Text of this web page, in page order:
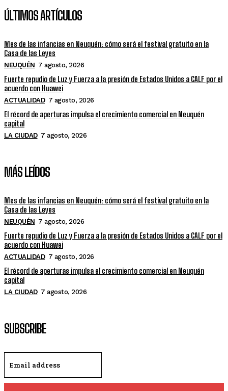
ÚLTIMOS ARTÍCULOS
Mes de las infancias en Neuquén: cómo será el festival gratuito en la
Casa de las Leyes
NEUQUÉN 7 agosto, 2026
Fuerte repudio de Luz y Fuerza a la presión de Estados Unidos a CALF por el
acuerdo con Huawei
ACTUALIDAD 7 agosto, 2026
El récord de aperturas impulsa el crecimiento comercial en Neuquén
capital
LA CIUDAD 7 agosto, 2026
MÁS LEÍDOS
Mes de las infancias en Neuquén: cómo será el festival gratuito en la
Casa de las Leyes
NEUQUÉN 7 agosto, 2026
Fuerte repudio de Luz y Fuerza a la presión de Estados Unidos a CALF por el
acuerdo con Huawei
ACTUALIDAD 7 agosto, 2026
El récord de aperturas impulsa el crecimiento comercial en Neuquén
capital
LA CIUDAD 7 agosto, 2026
SUBSCRIBE